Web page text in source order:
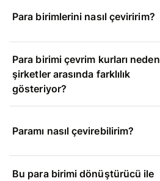
Para birimlerini nasıl çeviririm?
Para birimi çevrim kurları neden
şirketler arasında farklılık
gösteriyor?
Paramı nasıl çevirebilirim?
Bu para birimi dönüştürücü ile